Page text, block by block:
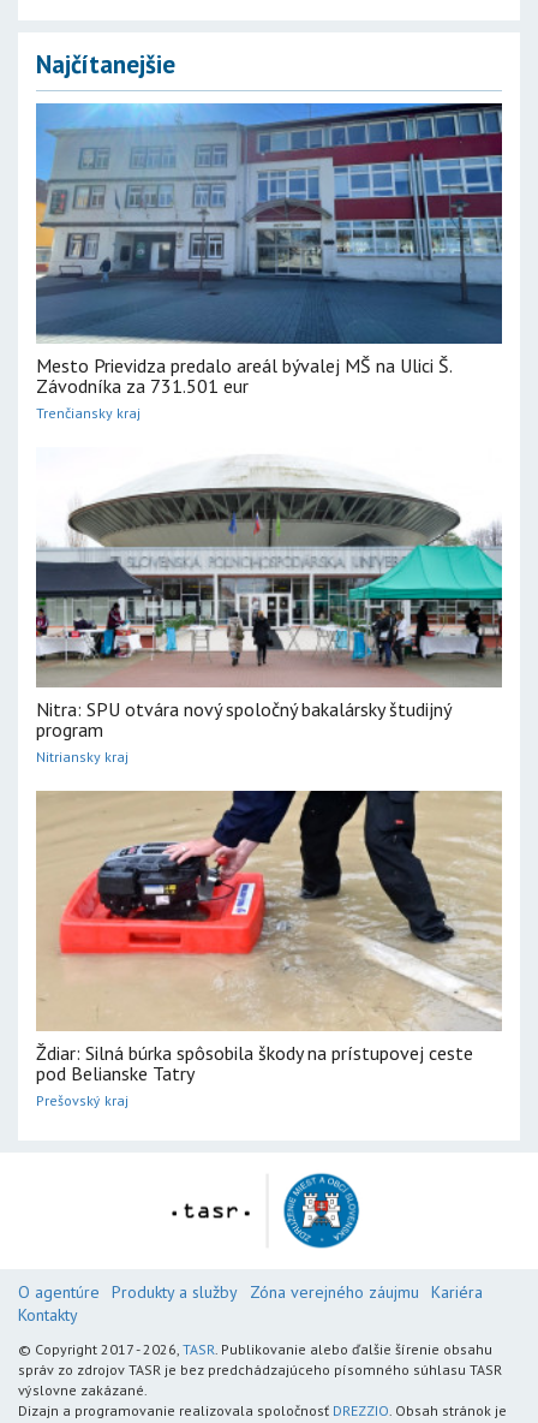
Najčítanejšie
Mesto Prievidza predalo areál bývalej MŠ na Ulici Š.
Závodníka za 731.501 eur
Trenčiansky kraj
Nitra: SPU otvára nový spoločný bakalársky študijný
program
Nitriansky kraj
Ždiar: Silná búrka spôsobila škody na prístupovej ceste
pod Belianske Tatry
Prešovský kraj
O agentúre Produkty a služby Zóna verejného záujmu
Kariéra
Kontakty
© Copyright 2017 - 2026, TASR. Publikovanie alebo ďalšie šírenie obsahu
správ zo zdrojov TASR je bez predchádzajúceho písomného súhlasu TASR
výslovne zakázané.
Dizajn a programovanie realizovala spoločnosť DREZZIO. Obsah stránok je